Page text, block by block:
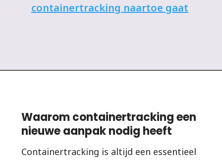
containertracking naartoe gaat
Waarom containertracking een
nieuwe aanpak nodig heeft
Containertracking is altijd een essentieel